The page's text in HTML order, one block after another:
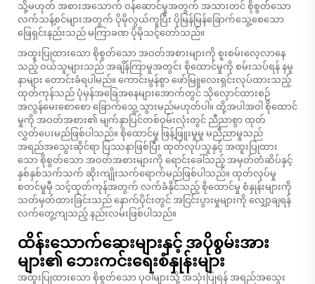
သို့မဟုတ် အစားအသောက် ဝန်ဆောင်မှုအတွက် အသားတင် စိုစွတ်သော
လက်သန့်စင်များအတွက် ပိုမိုလွယ်ကူပြီး ပိုမြန်မြန်ခြောက်သွေ့စေသော
ဖြေရှင်းနည်းသည် မကြာခဏ ပိုမိုသင့်တော်သည်။
အထူးပြုထားသော စိုစွတ်သော အဝတ်အစားများကို စူးစမ်းလေ့လာနေ
သည့် ဝယ်သူများသည် အချိန်ကြာမှုအတွင်း စိုထောင်မှုကို စမ်းသပ်ရန် နမူ
နာများ တောင်းခံရပါမည်။ ကောင်းမွန်စွာ ဖော်မြူလေးရှင်းလုပ်ထားသည့်
ထုတ်ကုန်သည် ပုံမှန်အခြေအနေများအောက်တွင် သိုလှောင်ထားစဉ်
အလွန်မေးစောစော ခြောက်သွေ့သွားမည်မဟုတ်ပါ။ ထို့အပါအဝါ စိုထောင်
မှုကို အဝတ်အစား၏ မျက်နှာပြင်တစ်ဝှမ်းလုံးတွင် ညီညာစွာ ထုတ်
လွှတ်ပေးမည်ဖြစ်ပါသည်။ စိုထောင်မှု ဖြန့်ဖြူးမှုမှု မညီညာမှုသည်
အရည်အသွေးဆိုင်ရာ ပြဿနာဖြစ်ပြီး ထုတ်လုပ်သူနှင့် အထူးပြုထား
သော စိုစွတ်သော အဝတ်အစားများကို ရောင်းခေါ်သည့် အမှတ်တံဆိပ်နှင့်
နှစ်နှစ်သက်သက် ဆိုးကျိုးသက်ရောက်မည်ဖြစ်ပါသည်။ ထုတ်လုပ်မှု
စတင်မှုမှီ သင့်ထုတ်ကုန်အတွက် လက်ခံနိုင်သည့် စိုထောင်မှု စံနှုန်းများကို
သတ်မှတ်ထားခြင်းသည် နောက်ပိုင်းတွင် အငြင်းပွားမှုများကို လျှော့ချရန်
လက်တွေ့ကျသည့် နည်းလမ်းဖြစ်ပါသည်။
ထိန်းသောက်ဆေးများနှင့် အပိုစွမ်းအား
များ၏ ဘေးကင်းရေးစံနှုန်းများ
အထူးပြုထားသော စိုစွတ်သော ပုဝါများသို့ အသုံးပြုရန် အရည်အသွေး